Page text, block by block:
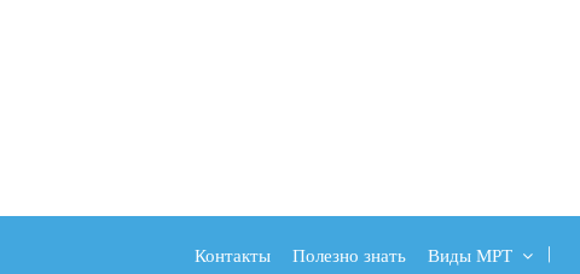
Контакты Полезно знать Виды МРТ